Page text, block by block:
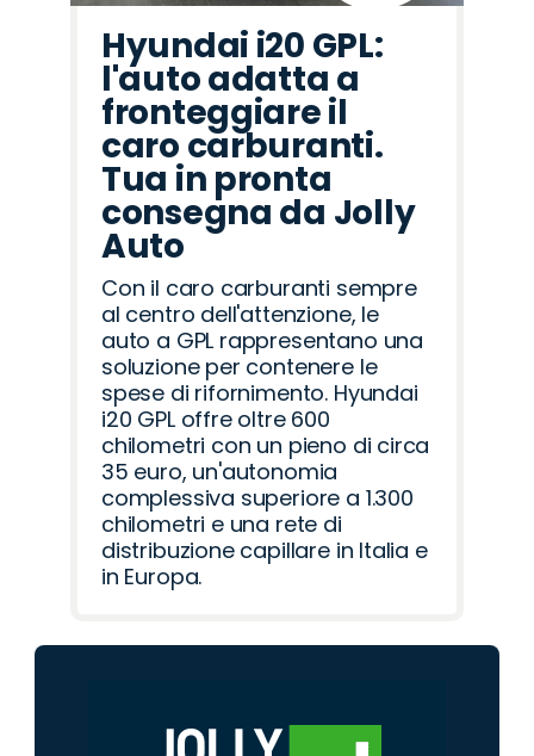
Hyundai i20 GPL:
l'auto adatta a
fronteggiare il
caro carburanti.
Tua in pronta
consegna da Jolly
Auto
Con il caro carburanti sempre
al centro dell'attenzione, le
auto a GPL rappresentano una
soluzione per contenere le
spese di rifornimento. Hyundai
i20 GPL offre oltre 600
chilometri con un pieno di circa
35 euro, un'autonomia
complessiva superiore a 1.300
chilometri e una rete di
distribuzione capillare in Italia e
in Europa.